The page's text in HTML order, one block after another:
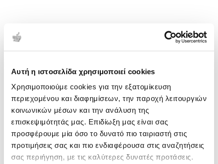
Αυτή η ιστοσελίδα χρησιμοποιεί cookies
Χρησιμοποιούμε cookies για την εξατομίκευση
περιεχομένου και διαφημίσεων, την παροχή λειτουργιών
κοινωνικών μέσων και την ανάλυση της
επισκεψιμότητάς μας. Επιδίωξη μας είναι σας
προσφέρουμε μία όσο το δυνατό πιο ταιριαστή στις
προτιμήσεις σας και πιο ενδιαφέρουσα στις αναζητήσεις
σας περιήγηση, με τις καλύτερες δυνατές προτάσεις.